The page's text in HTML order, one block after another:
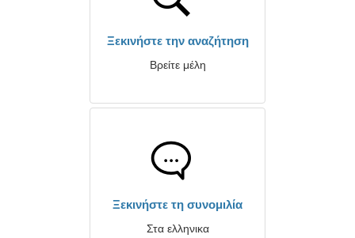
Ξεκινήστε την αναζήτηση
Βρείτε μέλη
Ξεκινήστε τη συνομιλία
Στα ελληνικα